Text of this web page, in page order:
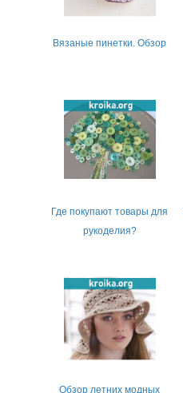
Вязаные пинетки. Обзор
Где покупают товары для
рукоделия?
Обзор летних модных